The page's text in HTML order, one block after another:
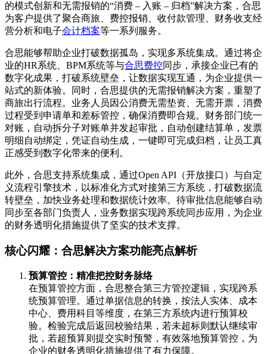
的模式创新和无需报销的“消费 – 入账 – 归档”解决方案，合思
为客户提供了聚合商旅、费控报销、收付款管理、财务收支经
营分析和电子会计档案等一系列服务。
合思能够帮助企业打破数据孤岛，实现多系统集成。通过将企
业的HR系统、BPM系统等与合思费控同步，承接企业已有的
数字化成果，打破系统壁垒，让数据实现互通，为企业提供一
站式的新体验。同时，合思提供的无需报销解决方案，重塑了
商旅出行流程。业务人员因公消费无需垫资、无需开票，消费
过程受到申请单和差标管控，确保消费即合规。财务部门统一
对账，自动拆分子对账单并发起审批，自动创建结算单，发票
明细自动绑定，凭证自动生成，一键即可完成归档，让员工真
正感受到数字化带来的便利。
此外，合思支持系统集成，通过Open API（开放接口）与自定
义流程引擎技术，以标准化方式对接第三方系统，打破数据流
转壁垒，加快业务处理和数据统计效率。待审批信息能够自动
同步至各部门负责人，业务数据实现跨系统同步应用，为企业
的财务透明化措施提供了坚实的技术支撑。
核心闪耀：合思解决方案功能亮点解析
预算管控：精准把控财务脉络
在预算管控方面，合思整合第三方管控逻辑，实现跨系
统预算管理。通过单据信息的转换，按法人实体、成本
中心、费用科目等维度，在第三方系统内进行预算校
验。检验完成后返回校验结果，若未超标则默认继续审
批，若超预算则提交实时预警，有效落地预算管控，为
企业的财务透明化措施提供了有力保障。